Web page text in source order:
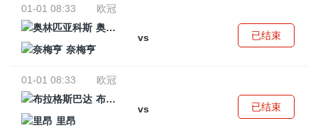
01-01 08:33
欧冠
奥林匹亚科斯
vs
奈梅亨
已结束
01-01 08:33
欧冠
布拉格斯巴达
vs
里昂
已结束